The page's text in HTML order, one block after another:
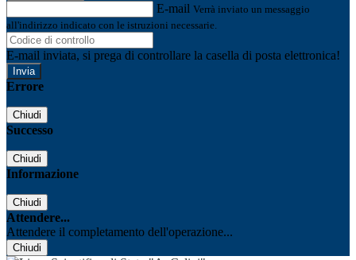
E-mail Verrà inviato un messaggio
all'indirizzo indicato con le istruzioni necessarie.
E-mail inviata, si prega di controllare la casella di posta elettronica!
Errore
Chiudi
Successo
Chiudi
Informazione
Chiudi
Attendere...
Attendere il completamento dell'operazione...
Chiudi